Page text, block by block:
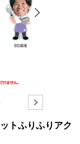
トふりふりアク